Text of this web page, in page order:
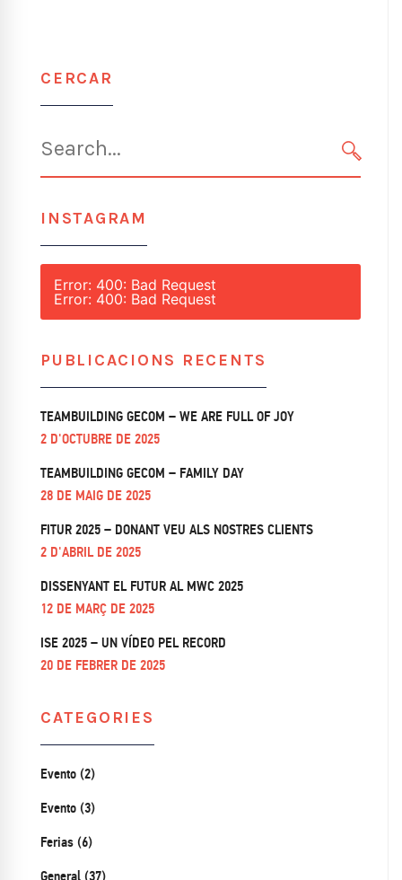
CERCAR
for:
INSTAGRAM
Error: 400: Bad Request
Error: 400: Bad Request
PUBLICACIONS RECENTS
TEAMBUILDING GECOM – WE ARE FULL OF JOY
2 D'OCTUBRE DE 2025
TEAMBUILDING GECOM – FAMILY DAY
28 DE MAIG DE 2025
FITUR 2025 – DONANT VEU ALS NOSTRES CLIENTS
2 D'ABRIL DE 2025
DISSENYANT EL FUTUR AL MWC 2025
12 DE MARÇ DE 2025
ISE 2025 – UN VÍDEO PEL RECORD
20 DE FEBRER DE 2025
CATEGORIES
Evento (2)
Evento (3)
Ferias (6)
General (37)